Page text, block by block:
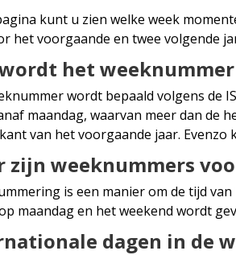
kunt u zien welke week
het voorgaande en twee volgende
het
wordt bepaald volgens de
maandag, waarvan meer dan de
van het voorgaande jaar.
zijn weeknummers
is een manier om de tijd
maandag en het weekend wordt
dagen in de